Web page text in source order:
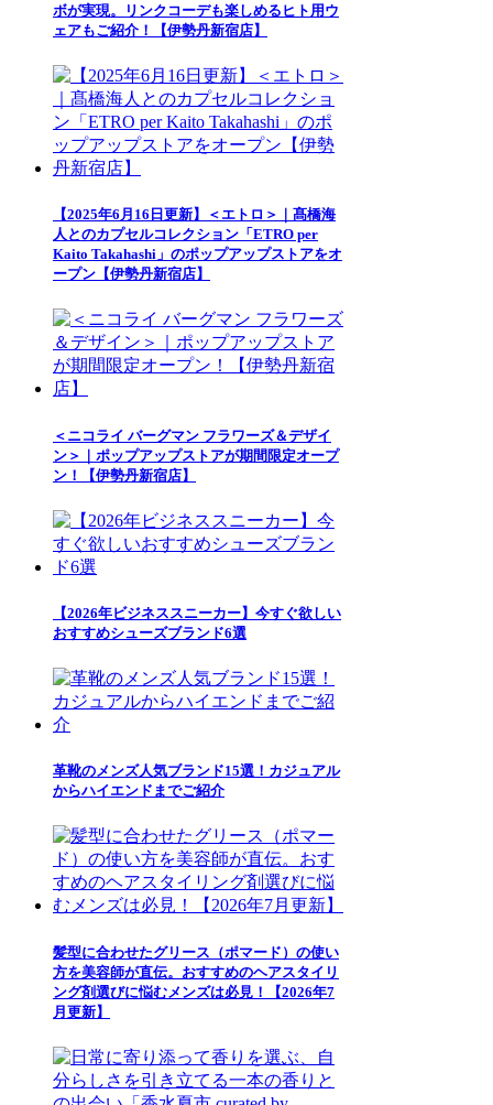
ボが実現。リンクコーデも楽しめるヒト用ウ
ェアもご紹介！【伊勢丹新宿店】
【2025年6月16日更新】＜エトロ＞｜髙橋海
人とのカプセルコレクション「ETRO per
Kaito Takahashi」のポップアップストアをオ
ープン【伊勢丹新宿店】
＜ニコライ バーグマン フラワーズ＆デザイ
ン＞｜ポップアップストアが期間限定オープ
ン！【伊勢丹新宿店】
【2026年ビジネススニーカー】今すぐ欲しい
おすすめシューズブランド6選
革靴のメンズ人気ブランド15選！カジュアル
からハイエンドまでご紹介
髪型に合わせたグリース（ポマード）の使い
方を美容師が直伝。おすすめのヘアスタイリ
ング剤選びに悩むメンズは必見！【2026年7
月更新】